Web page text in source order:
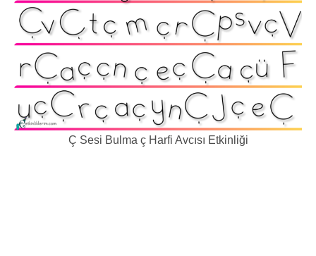
Ç Sesi Bulma ç Harfi Avcısı Etkinliği